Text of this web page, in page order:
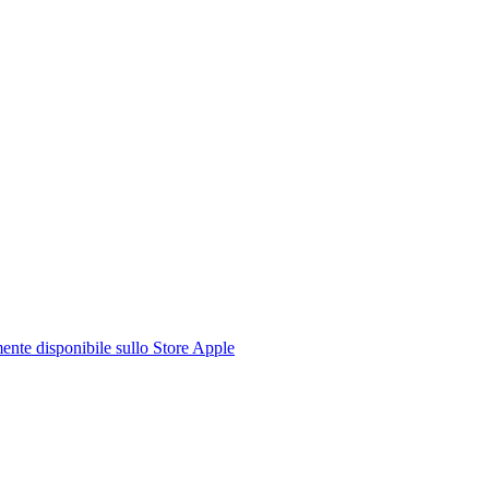
disponibile sullo Store Apple